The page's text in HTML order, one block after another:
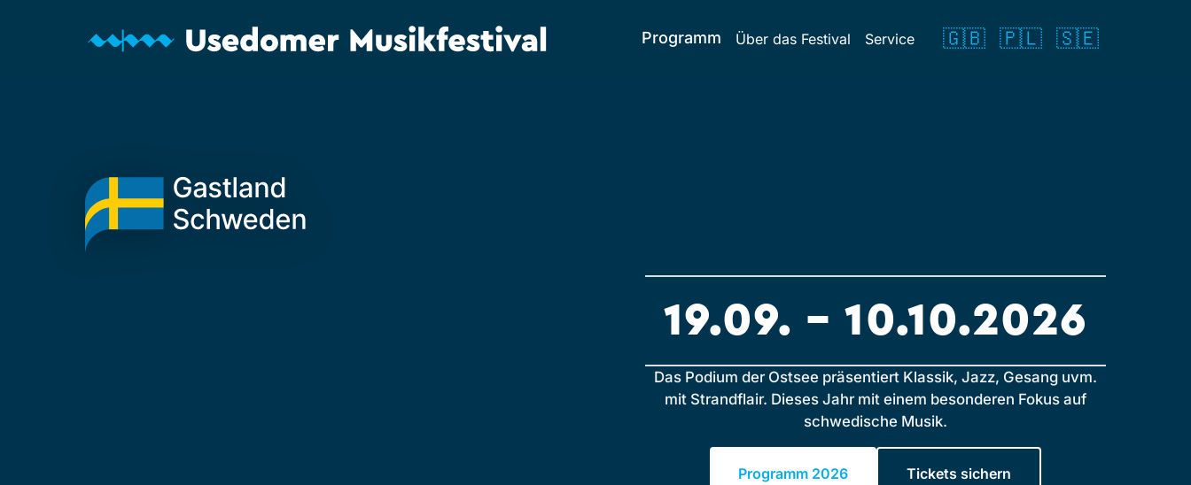
Programm Über das Festival Service 🇬🇧 🇵🇱 🇸🇪
19.09. – 10.10.2026
Das Podium der Ostsee präsentiert Klassik, Jazz, Gesang uvm.
mit Strandflair. Dieses Jahr mit einem besonderen Fokus auf
schwedische Musik.
Programm 2026 Tickets sichern